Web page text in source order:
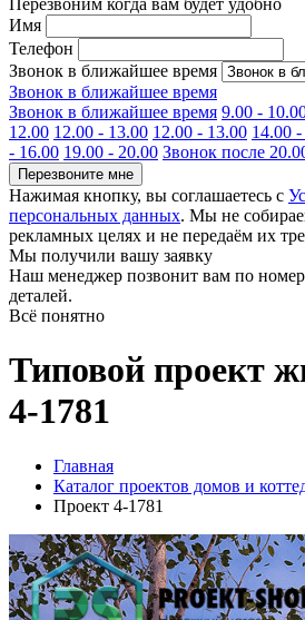
Перезвоним когда вам будет удобно
Имя
Телефон
Звонок в ближайшее время
Звонок в ближайшее время
Звонок в ближайшее время 9.00 -
12.00 12.00 - 13.00 12.00 - 13.00 14.00
- 16.00 19.00 - 20.00 Звонок после
Перезвоните мне
Нажимая кнопку, вы соглашаетесь с
персональных данных. Мы не
рекламных целях и не передаём их
Мы получили вашу заявку
Наш менеджер позвонит вам по
деталей.
Всё понятно
Типовой проект
4-1781
Главная
Каталог проектов домов и
Проект 4-1781